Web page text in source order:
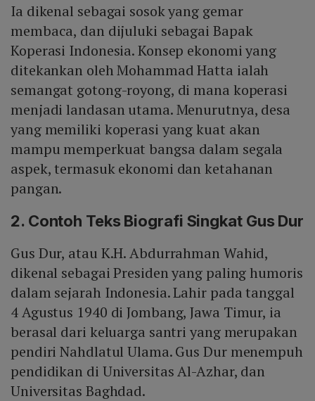
Ia dikenal sebagai sosok yang gemar
membaca, dan dijuluki sebagai Bapak
Koperasi Indonesia. Konsep ekonomi yang
ditekankan oleh Mohammad Hatta ialah
semangat gotong-royong, di mana koperasi
menjadi landasan utama. Menurutnya, desa
yang memiliki koperasi yang kuat akan
mampu memperkuat bangsa dalam segala
aspek, termasuk ekonomi dan ketahanan
pangan.
2. Contoh Teks Biografi Singkat Gus Dur
Gus Dur, atau K.H. Abdurrahman Wahid,
dikenal sebagai Presiden yang paling humoris
dalam sejarah Indonesia. Lahir pada tanggal
4 Agustus 1940 di Jombang, Jawa Timur, ia
berasal dari keluarga santri yang merupakan
pendiri Nahdlatul Ulama. Gus Dur menempuh
pendidikan di Universitas Al-Azhar, dan
Universitas Baghdad.